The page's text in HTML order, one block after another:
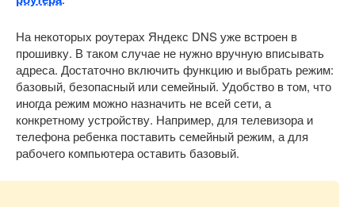
На некоторых роутерах Яндекс DNS уже встроен в
прошивку. В таком случае не нужно вручную вписывать
адреса. Достаточно включить функцию и выбрать режим:
базовый, безопасный или семейный. Удобство в том, что
иногда режим можно назначить не всей сети, а
конкретному устройству. Например, для телевизора и
телефона ребенка поставить семейный режим, а для
рабочего компьютера оставить базовый.